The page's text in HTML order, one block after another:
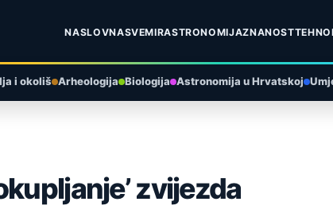
NASLOVNASVEMIRASTRONOMIJAZNANOST
i okoliš Arheologija Biologija Astronomija u Hrvatskoj
zvijezda